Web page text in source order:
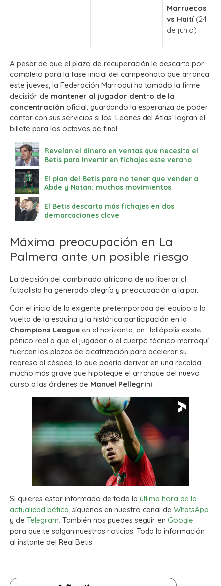
Marruecos
vs Haití (24
de junio)
A pesar de que el plazo de recuperación le descarta por
completo para la fase inicial del campeonato que arranca
este jueves, la Federación Marroquí ha tomado la firme
decisión de mantener al jugador dentro de la
concentración oficial, guardando la esperanza de poder
contar con sus servicios si los ‘Leones del Atlas’ logran el
billete para los octavos de final.
Revelan el dinero en ventas que necesita el
Betis para invertir en fichajes este verano
El plan del Betis para no tener que vender a
Abde y Natan: muchos movimientos
El Betis descarta más fichajes en dos
demarcaciones clave
Máxima preocupación en La
Palmera ante un posible riesgo
La decisión del combinado africano de no liberar al
futbolista ha generado alegría y preocupación a la par.
Con el inicio de la exigente pretemporada del equipo a la
vuelta de la esquina y la histórica participación en la
Champions League en el horizonte, en Heliópolis existe
pánico real a que el jugador o el cuerpo técnico marroquí
fuercen los plazos de cicatrización para acelerar su
regreso al césped, lo que podría derivar en una recaída
mucho más grave que hipoteque el arranque del nuevo
curso a las órdenes de Manuel Pellegrini.
Si quieres estar informado de toda la última hora de la
actualidad bética, síguenos en nuestro canal de WhatsApp
y de Telegram. También nos puedes seguir en Google
para que te salgan nuestras noticias. Toda la información
al instante del Real Betis.